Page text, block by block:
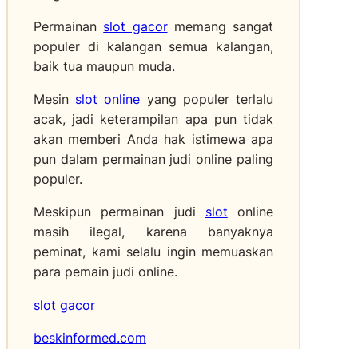
g
i
P
m
b
a
n
g
n
a
u
m
a
t
A
m
p
h
A
a
s
i
n
t
e
r
e
“
a
r
i
n
c
a
n
B
I
P
e
a
a
Permainan slot gacormemang sangat
populer di kalangan semua kalangan,
baik tua maupun muda.
Mesin slot online yang populer terlalu
acak, jadi keterampilan apa pun tidak
akan memberi Anda hak istimewa apa
pun dalam permainan judi online paling
populer.
Meskipun permainan judi slot online
masih ilegal, karena banyaknya
peminat, kami selalu ingin memuaskan
para pemain judi online.
slot gacor
beskinformed.com